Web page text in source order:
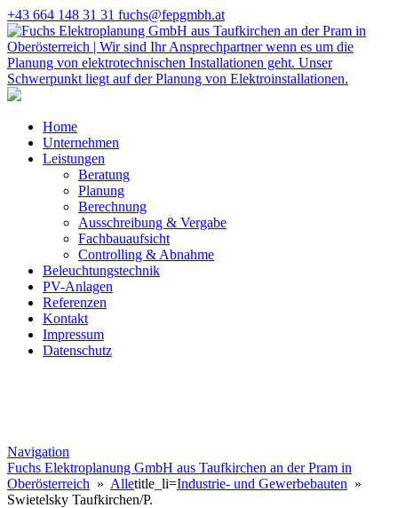
+43 664 148 31 31 fuchs@fepgmbh.at
Home
Unternehmen
Leistungen
Beratung
Planung
Berechnung
Ausschreibung & Vergabe
Fachbauaufsicht
Controlling & Abnahme
Beleuchtungstechnik
PV-Anlagen
Referenzen
Kontakt
Impressum
Datenschutz
Navigation
Fuchs Elektroplanung GmbH aus Taufkirchen an der Pram in
Oberösterreich » Alletitle_li=Industrie- und Gewerbebauten »
Swietelsky Taufkirchen/P.